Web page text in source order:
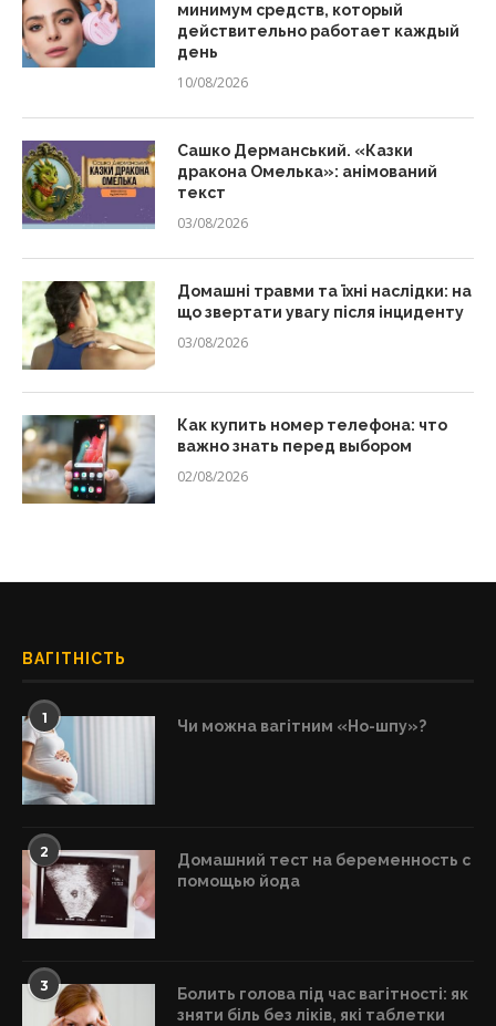
минимум средств, который
действительно работает каждый
день
10/08/2026
Сашко Дерманський. «Казки
дракона Омелька»: анімований
текст
03/08/2026
Домашні травми та їхні наслідки: на
що звертати увагу після інциденту
03/08/2026
Как купить номер телефона: что
важно знать перед выбором
02/08/2026
ВАГІТНІСТЬ
1 Чи можна вагітним «Но-шпу»?
2
Домашний тест на беременность с
помощью йода
3
Болить голова під час вагітності: як
зняти біль без ліків, які таблетки